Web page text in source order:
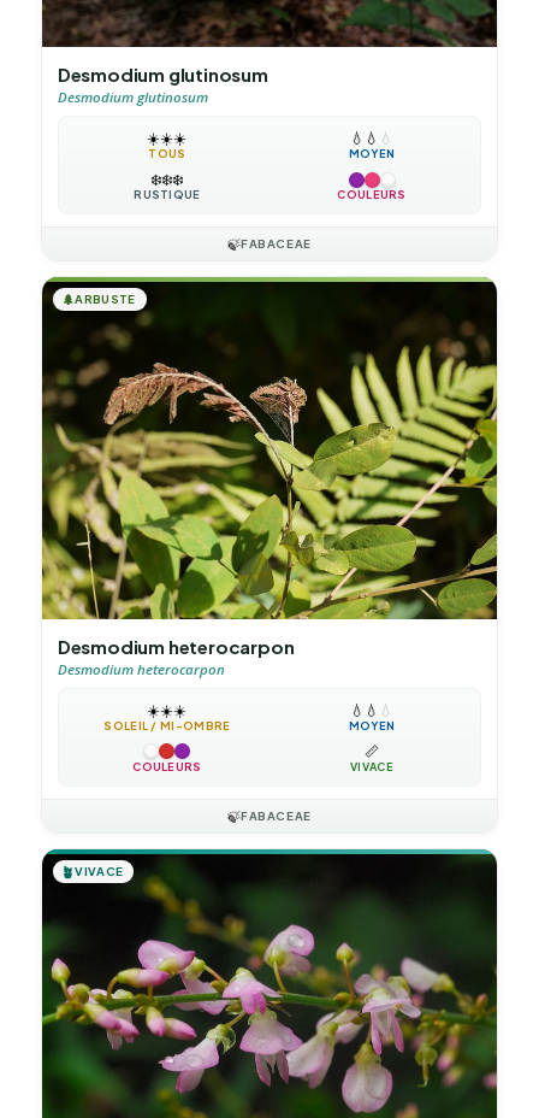
Desmodium glutinosum
Desmodium glutinosum
☀️☀️☀️
TOUS
💧 💧 💧
MOYEN
❄️❄️❄️
RUSTIQUE COULEURS
🍃FABACEAE
🌲ARBUSTE
Desmodium heterocarpon
Desmodium heterocarpon
☀️☀️☀️
SOLEIL / MI-OMBRE
💧 💧 💧
MOYEN
COULEURS
📏
VIVACE
🍃FABACEAE
🪴VIVACE